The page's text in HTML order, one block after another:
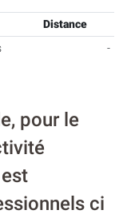
Distance
-
pour le
ci